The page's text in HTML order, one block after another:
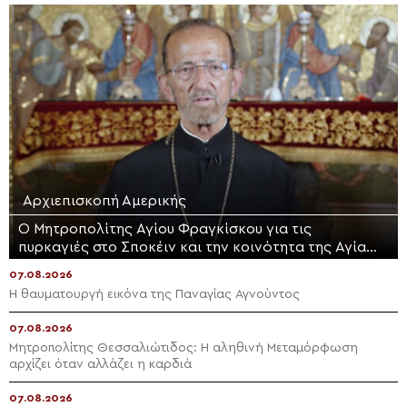
Αρχιεπισκοπή Αμερικής
Ο Μητροπολίτης Αγίου Φραγκίσκου για τις
πυρκαγιές στο Σποκέιν και την κοινότητα της Αγίας
07.08.2026
Η θαυματουργή εικόνα της Παναγίας Αγνούντος
07.08.2026
Μητροπολίτης Θεσσαλιώτιδος: Η αληθινή Μεταμόρφωση
αρχίζει όταν αλλάζει η καρδιά
07.08.2026